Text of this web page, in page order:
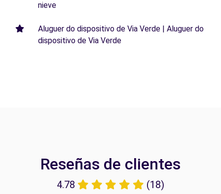
nieve
Aluguer do dispositivo de Via Verde | Aluguer do
dispositivo de Via Verde
Reseñas de clientes
4.78 (18)